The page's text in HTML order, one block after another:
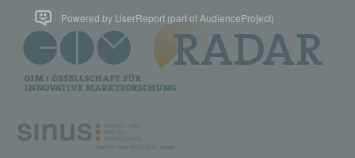
Powered by UserReport (part of AudienceProject)